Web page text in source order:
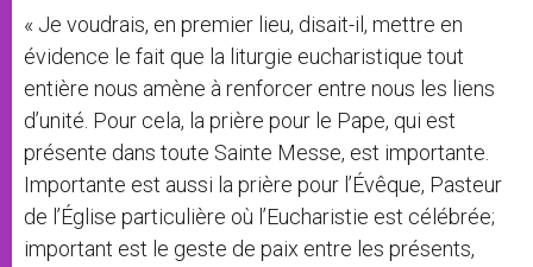
« Je voudrais, en premier lieu, disait-il, mettre en
évidence le fait que la liturgie eucharistique tout
entière nous amène à renforcer entre nous les liens
d’unité. Pour cela, la prière pour le Pape, qui est
présente dans toute Sainte Messe, est importante.
Importante est aussi la prière pour l’Évêque, Pasteur
de l’Église particulière où l’Eucharistie est célébrée;
important est le geste de paix entre les présents,